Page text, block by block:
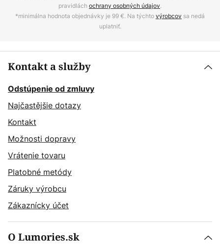
pravidlách ochrany osobných údajov.
*minimálna hodnota objednávky je 99 €. Na týchtovýrobcov sa nedá
uplatniť.
Kontakt a služby
Odstúpenie od zmluvy
Najčastějšie dotazy
Kontakt
Možnosti dopravy
Vrátenie tovaru
Platobné metódy
Záruky výrobcu
Zákaznícky účet
O Lumories.sk